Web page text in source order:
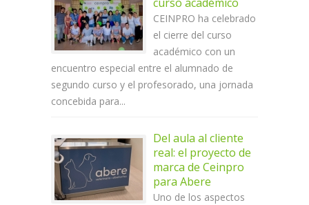
curso académico
CEINPRO ha celebrado
el cierre del curso
académico con un
encuentro especial entre el alumnado de
segundo curso y el profesorado, una jornada
concebida para...
Del aula al cliente
real: el proyecto de
marca de Ceinpro
para Abere
Uno de los aspectos